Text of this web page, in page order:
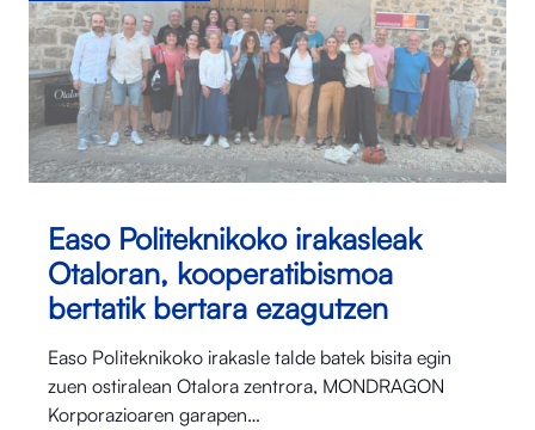
Easo Politeknikoko irakasleak
Otaloran, kooperatibismoa
bertatik bertara ezagutzen
Easo Politeknikoko irakasle talde batek bisita egin
zuen ostiralean Otalora⁠ zentrora, MONDRAGON
Korporazioaren garapen…